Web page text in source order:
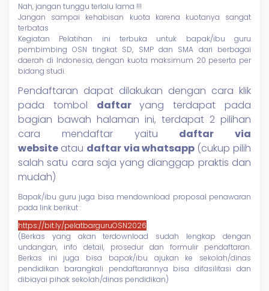
Nah, jangan tunggu terlalu lama !!!
Jangan sampai kehabisan kuota karena kuotanya sangat
terbatas
Kegiatan Pelatihan ini terbuka untuk bapak/ibu guru
pembimbing OSN tingkat SD, SMP dan SMA dari berbagai
daerah di Indonesia, dengan kuota maksimum 20 peserta per
bidang studi.
Pendaftaran dapat dilakukan dengan cara klik
pada tombol daftaryang terdapat pada
bagian bawah halaman ini, terdapat 2 pilihan
cara mendaftar yaitu daftar via
website atau daftar via whatsapp (cukup pilih
salah satu cara saja yang dianggap praktis dan
mudah)
Bapak/ibu guru juga bisa mendownload proposal penawaran
pada link berikut :
https://bit.ly/pelatbarguruOSN2026
(Berkas yang akan terdownload sudah lengkap dengan
undangan, info detail, prosedur dan formulir pendaftaran.
Berkas ini juga bisa bapak/ibu ajukan ke sekolah/dinas
pendidikan barangkali pendaftarannya bisa difasilitasi dan
dibiayai pihak sekolah/dinas pendidikan)